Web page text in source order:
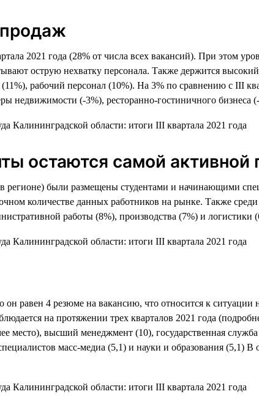
2021 года (28% от числа всех вакансий). При этом
острую нехватку персонала. Также держится
рабочий персонал (10%). На 3% по сравнению с III
недвижимости (-3%), ресторанно-гостиничного бизнеса
остаются самой активной
регионе) были размещены студентами и начинающими
количестве данных работников на рынке. Также
работы (8%), производства (7%) и логистики
равен 4 резюме на вакансию, что относится к
на протяжении трех кварталов 2021 года
место), высший менеджмент (10), государственная
масс-медиа (5,1) и науки и образования (5,1) В